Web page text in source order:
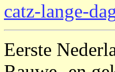
catz-lange-
Eerste